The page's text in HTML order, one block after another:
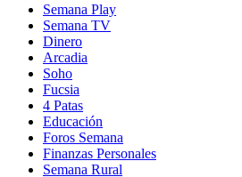
Semana Play
Semana TV
Dinero
Arcadia
Soho
in
new
window
Fucsia
in
new
window
4 Patas
Educación
Foros Semana
Finanzas Personales
Semana Rural